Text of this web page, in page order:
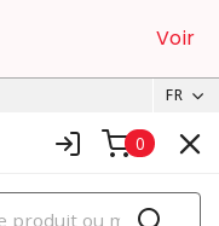
Voir
FR
0